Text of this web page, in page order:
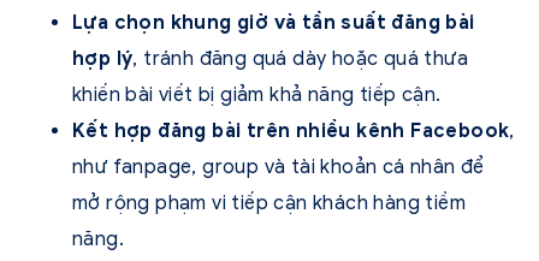
Lựa chọn khung giờ và tần suất đăng bài
hợp lý, tránh đăng quá dày hoặc quá thưa
khiến bài viết bị giảm khả năng tiếp cận.
Kết hợp đăng bài trên nhiều kênh Facebook,
như fanpage, group và tài khoản cá nhân để
mở rộng phạm vi tiếp cận khách hàng tiềm
năng.